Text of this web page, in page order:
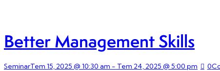
Better Management Skills
SeminarTem 15, 2025 @ 10:30 am - Tem 24, 2025 @ 5:00 pm 0